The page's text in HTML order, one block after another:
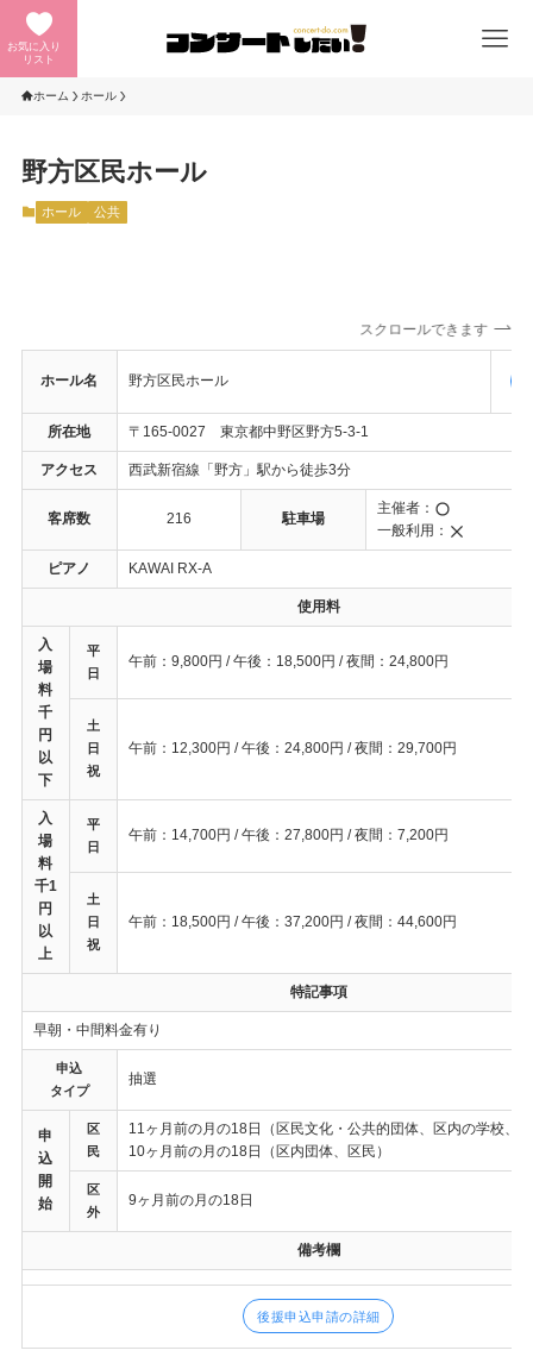
お気に入り
リスト
ホーム ホール
野方区民ホール
ホール 公共
スクロールできます
ホール名 野方区民ホール
所在地 〒165-0027 東京都中野区野方5-3-1
アクセス 西武新宿線「野方」駅から徒歩3分
客席数 216 駐車場
主催者：
一般利用：
ピアノ KAWAI RX-A
使用料
入
場
料
千
円
以
下
平
日
午前：9,800円 / 午後：18,500円 / 夜間：24,800円
土
日
祝
午前：12,300円 / 午後：24,800円 / 夜間：29,700円
入
場
料
千1
円
以
上
平
日
午前：14,700円 / 午後：27,800円 / 夜間：7,200円
土
日
祝
午前：18,500円 / 午後：37,200円 / 夜間：44,600円
特記事項
早朝・中間料金有り
申込
タイプ
抽選
申
込
開
始
区
民
11ヶ月前の月の18日（区民文化・公共的団体、区内の学校、
10ヶ月前の月の18日（区内団体、区民）
区
外
9ヶ月前の月の18日
備考欄
後援申込申請の詳細